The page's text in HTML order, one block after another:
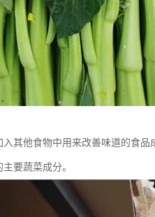
其他食物中用来改善味道的食
要蔬菜成分。